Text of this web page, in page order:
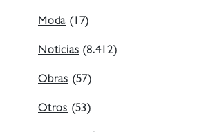
Moda(17)
Noticias(8.412)
Obras (57)
Otros (53)